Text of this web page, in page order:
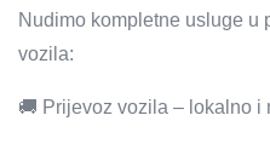
Nudimo kompletne usluge u
vozila:
🚚 Prijevoz vozila – lokalno i